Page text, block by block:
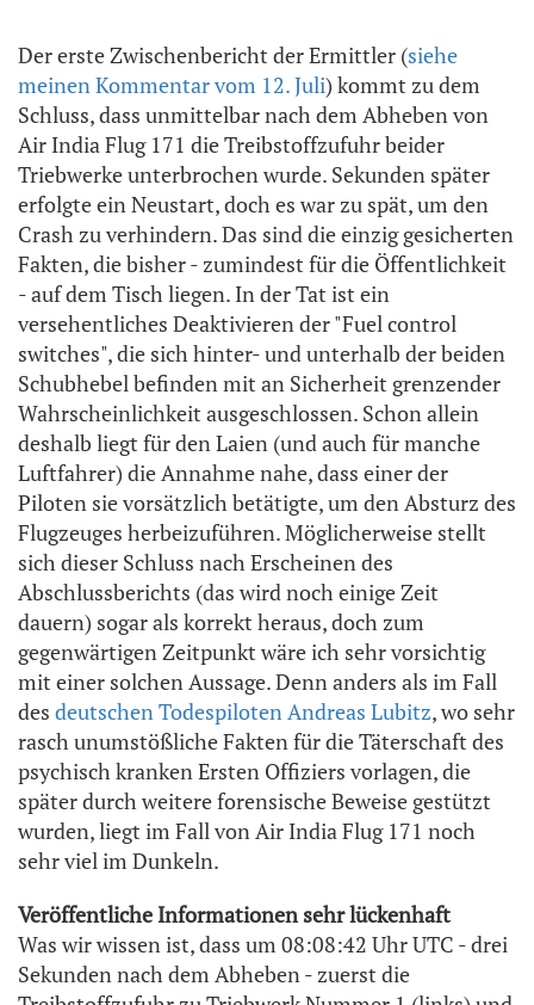
Der erste Zwischenbericht der Ermittler (siehe
meinen Kommentar vom 12. Juli) kommt zu dem
Schluss, dass unmittelbar nach dem Abheben von
Air India Flug 171 die Treibstoffzufuhr beider
Triebwerke unterbrochen wurde. Sekunden später
erfolgte ein Neustart, doch es war zu spät, um den
Crash zu verhindern. Das sind die einzig gesicherten
Fakten, die bisher - zumindest für die Öffentlichkeit
- auf dem Tisch liegen. In der Tat ist ein
versehentliches Deaktivieren der "Fuel control
switches", die sich hinter- und unterhalb der beiden
Schubhebel befinden mit an Sicherheit grenzender
Wahrscheinlichkeit ausgeschlossen. Schon allein
deshalb liegt für den Laien (und auch für manche
Luftfahrer) die Annahme nahe, dass einer der
Piloten sie vorsätzlich betätigte, um den Absturz des
Flugzeuges herbeizuführen. Möglicherweise stellt
sich dieser Schluss nach Erscheinen des
Abschlussberichts (das wird noch einige Zeit
dauern) sogar als korrekt heraus, doch zum
gegenwärtigen Zeitpunkt wäre ich sehr vorsichtig
mit einer solchen Aussage. Denn anders als im Fall
des deutschen Todespiloten Andreas Lubitz, wo sehr
rasch unumstößliche Fakten für die Täterschaft des
psychisch kranken Ersten Offiziers vorlagen, die
später durch weitere forensische Beweise gestützt
wurden, liegt im Fall von Air India Flug 171 noch
sehr viel im Dunkeln.
Veröffentliche Informationen sehr lückenhaft
Was wir wissen ist, dass um 08:08:42 Uhr UTC - drei
Sekunden nach dem Abheben - zuerst die